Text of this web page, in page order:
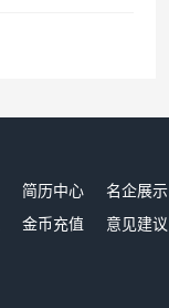
简历中心 名企展示
金币充值 意见建议